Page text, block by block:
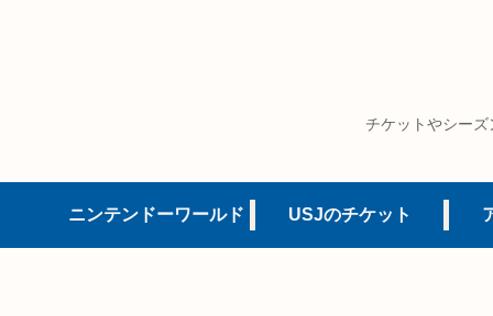
チケットやシー
ニンテンドーワールド USJのチケット